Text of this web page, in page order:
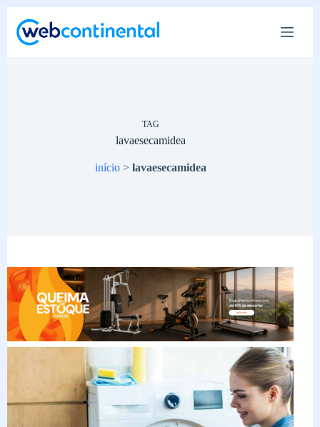
para
TAG
lavaesecamidea
início> lavaesecamidea